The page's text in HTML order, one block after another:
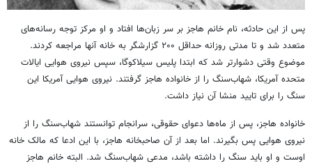
پس از این حادثه، نام خانم هاجز بر سر زبان‌ها افتاد و او مرکز توجه رسانه‌های
متعدد شد و تا مدتی روزانه حداقل ۲۰۰ گزارشگر به خانه آنها مراجعه کردند.
موضوع وقتی دشوارتر شد که ابتدا پلیس سیلاکوگا، سپس نیروی هوایی ایالات
متحده آمریکا،‌ شهاب‌سنگ را از خانواده هاجز گرفتند. نیروی هوایی آمریکا این
سنگ را برای تایید منشا آن نیاز داشت.
خانواده هاجز، پس از ماه‌ها دعوای حقوقی، سرانجام توانستند شهاب‌سنگ را از
نیروی هوایی پس بگیرند. اما بعد از آن صاحبخانه هاجز، با این ادعا که مالک خانه
اوست و او باید سنگ را داشته باشد، مدعی شهاب‌سنگ شد. البته خانم هاجز